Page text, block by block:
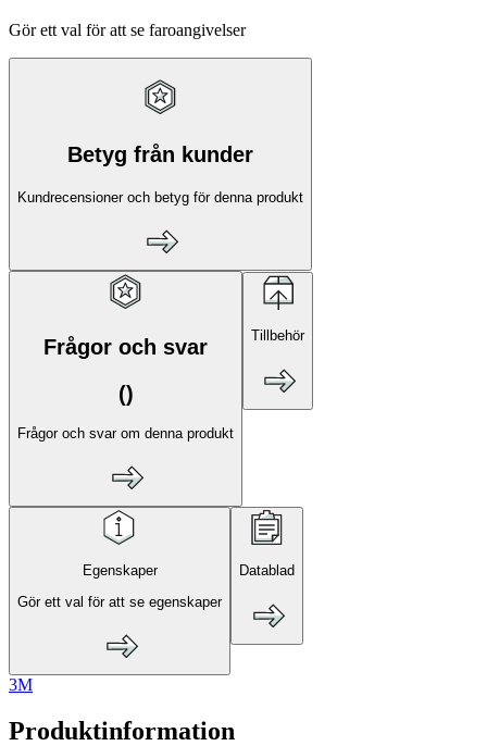
Gör ett val för att se faroangivelser
Betyg från kunder
Kundrecensioner och betyg för denna produkt
Frågor och svar
()
Frågor och svar om denna produkt
Tillbehör
Egenskaper
Gör ett val för att se egenskaper
Datablad
3M
Produktinformation